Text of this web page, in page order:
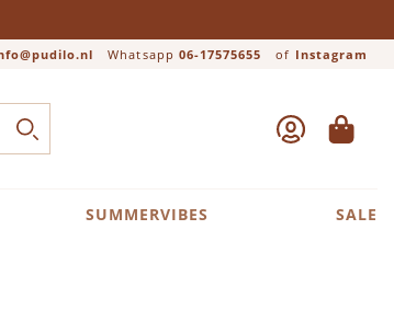
Whatsapp 06-17575655 of Instagram
Close search
ZOEK ACCOUNT
SUMMERVIBES SALE